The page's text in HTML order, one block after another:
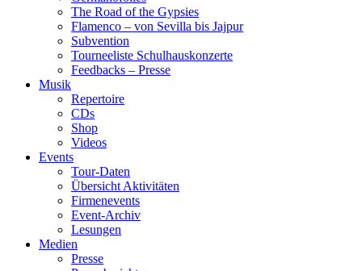
The Road of the Gypsies
Flamenco – von Sevilla bis Jajpur
Subvention
Tourneeliste Schulhauskonzerte
Feedbacks – Presse
Musik
Repertoire
CDs
Shop
Videos
Events
Tour-Daten
Übersicht Aktivitäten
Firmenevents
Event-Archiv
Lesungen
Medien
Presse